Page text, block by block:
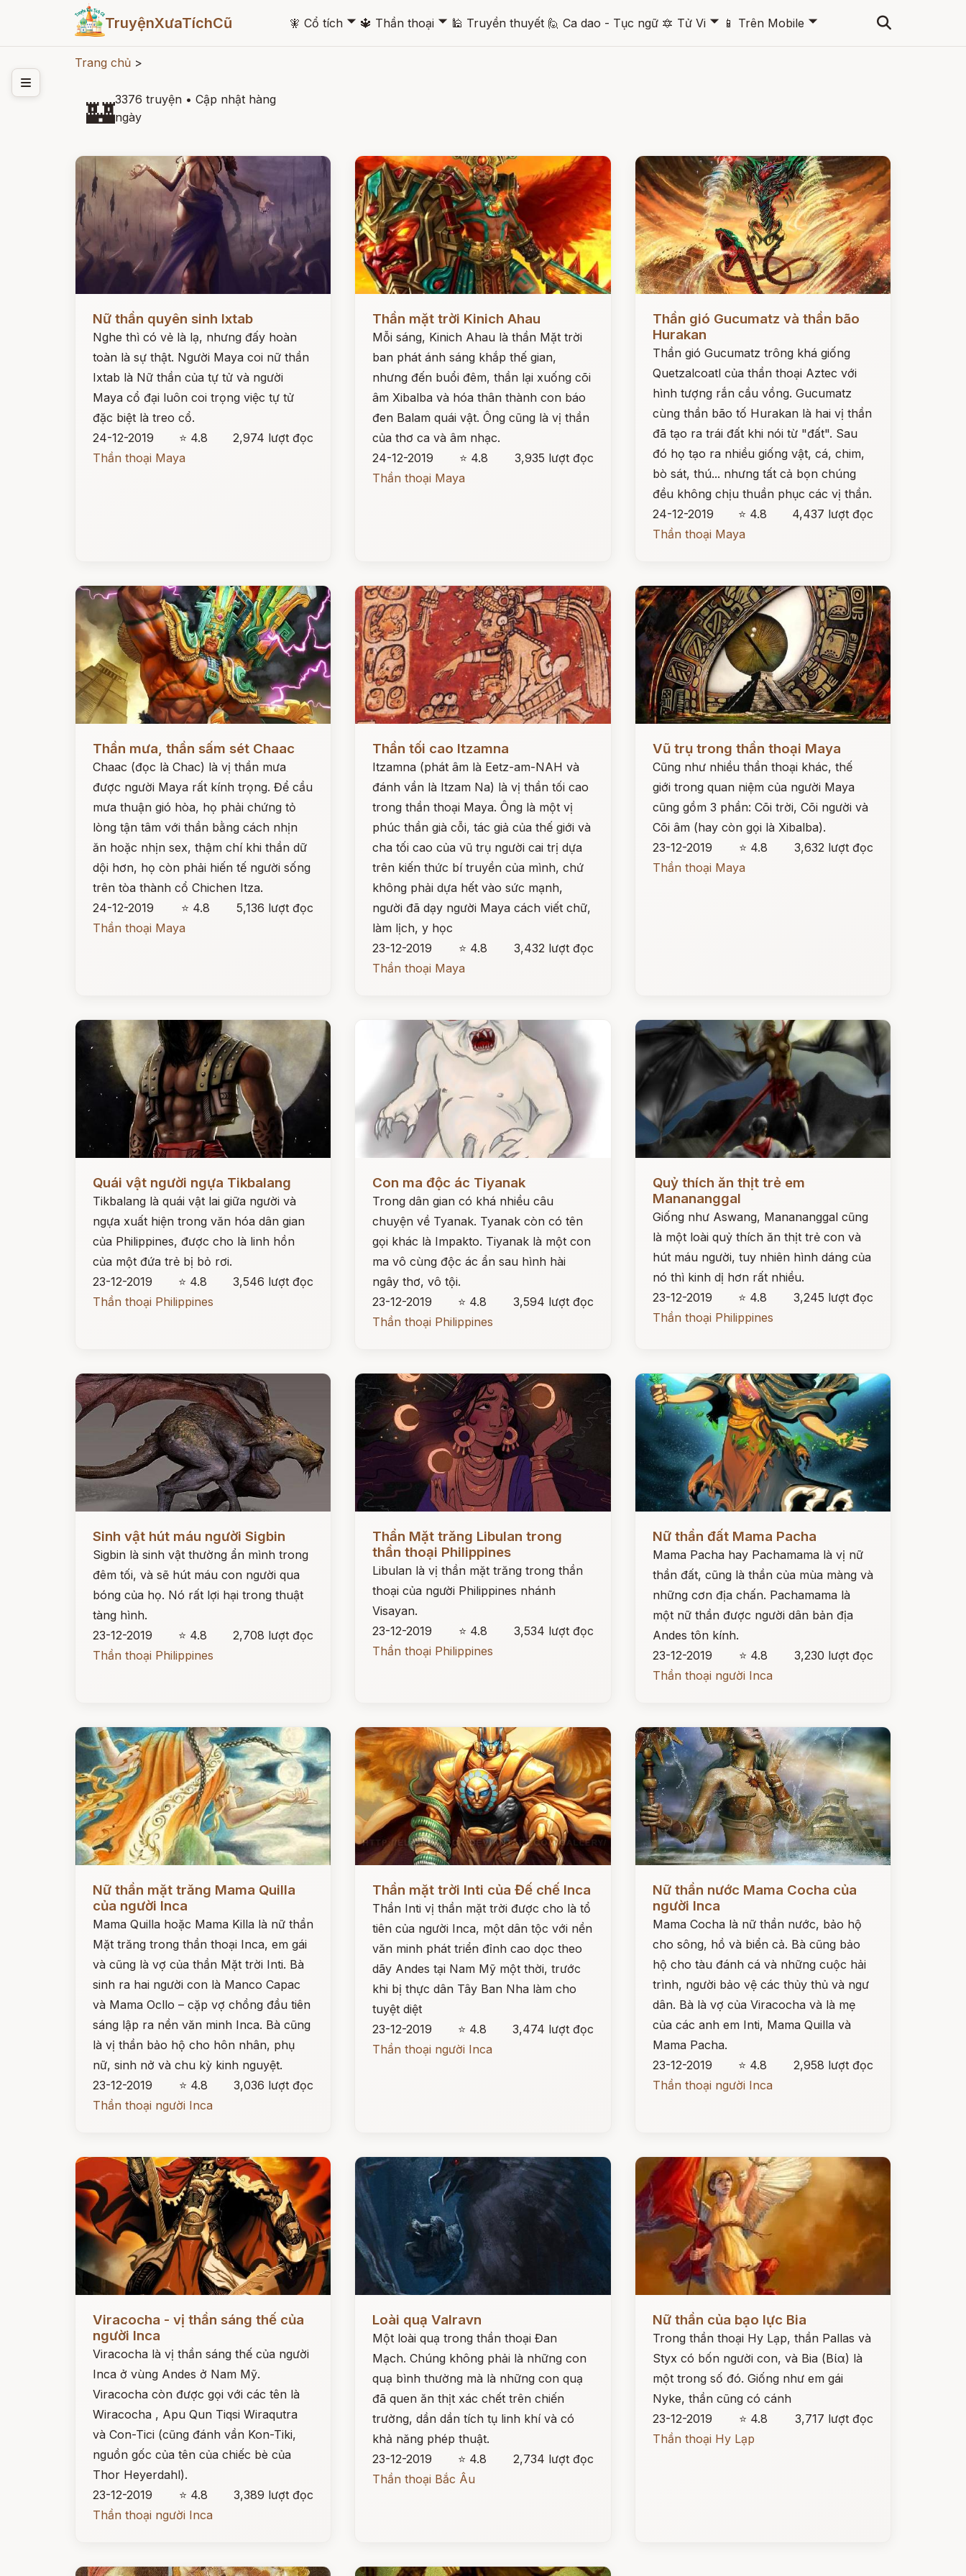
TruyệnXưaTíchCũ 🧚 Cổ tích 🞃 🔱 Thần thoại 🞃 🕌 Truyền thuyết 🙋 Ca dao - Tục ngữ 🔯 Tử Vi 🞃 📱 Trên Mobile 🞃
Trang chủ >
🏰3376 truyện • Cập nhật hàng
ngày
Nữ thần quyên sinh Ixtab
Nghe thì có vẻ là lạ, nhưng đấy hoàn
toàn là sự thật. Người Maya coi nữ thần
Ixtab là Nữ thần của tự tử và người
Maya cổ đại luôn coi trọng việc tự tử
đặc biệt là treo cổ.
24-12-2019
⭐ 4.8
2,974 lượt đọc
Thần thoại Maya
Đọc ngay
Thần mặt trời Kinich Ahau
Mỗi sáng, Kinich Ahau là thần Mặt trời
ban phát ánh sáng khắp thế gian,
nhưng đến buổi đêm, thần lại xuống cõi
âm Xibalba và hóa thân thành con báo
đen Balam quái vật. Ông cũng là vị thần
của thơ ca và âm nhạc.
24-12-2019
⭐ 4.8
3,935 lượt đọc
Thần thoại Maya
Đọc ngay
Thần gió Gucumatz và thần bão
Hurakan
Thần gió Gucumatz trông khá giống
Quetzalcoatl của thần thoại Aztec với
hình tượng rắn cầu vồng. Gucumatz
cùng thần bão tố Hurakan là hai vị thần
đã tạo ra trái đất khi nói từ "đất". Sau
đó họ tạo ra nhiều giống vật, cá, chim,
bò sát, thú... nhưng tất cả bọn chúng
đều không chịu thuần phục các vị thần.
24-12-2019
⭐ 4.8
4,437 lượt đọc
Thần thoại Maya
Đọc ngay
Thần mưa, thần sấm sét Chaac
Chaac (đọc là Chac) là vị thần mưa
được người Maya rất kính trọng. Để cầu
mưa thuận gió hòa, họ phải chứng tỏ
lòng tận tâm với thần bằng cách nhịn
ăn hoặc nhịn sex, thậm chí khi thần dữ
dội hơn, họ còn phải hiến tế người sống
trên tòa thành cổ Chichen Itza.
24-12-2019
⭐ 4.8
5,136 lượt đọc
Thần thoại Maya
Đọc ngay
Thần tối cao Itzamna
Itzamna (phát âm là Eetz-am-NAH và
đánh vần là Itzam Na) là vị thần tối cao
trong thần thoại Maya. Ông là một vị
phúc thần già cỗi, tác giả của thế giới và
cha tối cao của vũ trụ người cai trị dựa
trên kiến thức bí truyền của mình, chứ
không phải dựa hết vào sức mạnh,
người đã dạy người Maya cách viết chữ,
làm lịch, y học
23-12-2019
⭐ 4.8
3,432 lượt đọc
Thần thoại Maya
Vũ trụ trong thần thoại Maya
Cũng như nhiều thần thoại khác, thế
giới trong quan niệm của người Maya
cũng gồm 3 phần: Cõi trời, Cõi người và
Cõi âm (hay còn gọi là Xibalba).
23-12-2019
⭐ 4.8
3,632 lượt đọc
Thần thoại Maya
Quái vật người ngựa Tikbalang
Tikbalang là quái vật lai giữa người và
ngựa xuất hiện trong văn hóa dân gian
của Philippines, được cho là linh hồn
của một đứa trẻ bị bỏ rơi.
23-12-2019
⭐ 4.8
3,546 lượt đọc
Thần thoại Philippines
Con ma độc ác Tiyanak
Trong dân gian có khá nhiều câu
chuyện về Tyanak. Tyanak còn có tên
gọi khác là Impakto. Tiyanak là một con
ma vô cùng độc ác ẩn sau hình hài
ngây thơ, vô tội.
23-12-2019
⭐ 4.8
3,594 lượt đọc
Thần thoại Philippines
Quỷ thích ăn thịt trẻ em
Manananggal
Giống như Aswang, Manananggal cũng
là một loài quỷ thích ăn thịt trẻ con và
hút máu người, tuy nhiên hình dáng của
nó thì kinh dị hơn rất nhiều.
23-12-2019
⭐ 4.8
3,245 lượt đọc
Thần thoại Philippines
Sinh vật hút máu người Sigbin
Sigbin là sinh vật thường ẩn mình trong
đêm tối, và sẽ hút máu con người qua
bóng của họ. Nó rất lợi hại trong thuật
tàng hình.
23-12-2019
⭐ 4.8
2,708 lượt đọc
Thần thoại Philippines
Đọc ngay
Thần Mặt trăng Libulan trong
thần thoại Philippines
Libulan là vị thần mặt trăng trong thần
thoại của người Philippines nhánh
Visayan.
23-12-2019
⭐ 4.8
3,534 lượt đọc
Thần thoại Philippines
Nữ thần đất Mama Pacha
Mama Pacha hay Pachamama là vị nữ
thần đất, cũng là thần của mùa màng và
những cơn địa chấn. Pachamama là
một nữ thần được người dân bản địa
Andes tôn kính.
23-12-2019
⭐ 4.8
3,230 lượt đọc
Thần thoại người Inca
Nữ thần mặt trăng Mama Quilla
của người Inca
Mama Quilla hoặc Mama Killa là nữ thần
Mặt trăng trong thần thoại Inca, em gái
và cũng là vợ của thần Mặt trời Inti. Bà
sinh ra hai người con là Manco Capac
và Mama Ocllo – cặp vợ chồng đầu tiên
sáng lập ra nền văn minh Inca. Bà cũng
là vị thần bảo hộ cho hôn nhân, phụ
nữ, sinh nở và chu kỳ kinh nguyệt.
23-12-2019
⭐ 4.8
3,036 lượt đọc
Thần thoại người Inca
Đọc ngay
Thần mặt trời Inti của Đế chế Inca
Thần Inti vị thần mặt trời được cho là tổ
tiên của người Inca, một dân tộc với nền
văn minh phát triển đỉnh cao dọc theo
dãy Andes tại Nam Mỹ một thời, trước
khi bị thực dân Tây Ban Nha làm cho
tuyệt diệt
23-12-2019
⭐ 4.8
3,474 lượt đọc
Thần thoại người Inca
Nữ thần nước Mama Cocha của
người Inca
Mama Cocha là nữ thần nước, bảo hộ
cho sông, hồ và biển cả. Bà cũng bảo
hộ cho tàu đánh cá và những cuộc hải
trình, người bảo vệ các thủy thủ và ngư
dân. Bà là vợ của Viracocha và là mẹ
của các anh em Inti, Mama Quilla và
Mama Pacha.
23-12-2019
⭐ 4.8
2,958 lượt đọc
Thần thoại người Inca
Viracocha - vị thần sáng thế của
người Inca
Viracocha là vị thần sáng thế của người
Inca ở vùng Andes ở Nam Mỹ.
Viracocha còn được gọi với các tên là
Wiracocha , Apu Qun Tiqsi Wiraqutra
và Con-Tici (cũng đánh vần Kon-Tiki,
nguồn gốc của tên của chiếc bè của
Thor Heyerdahl).
23-12-2019
⭐ 4.8
3,389 lượt đọc
Thần thoại người Inca
Loài quạ Valravn
Một loài quạ trong thần thoại Đan
Mạch. Chúng không phải là những con
quạ bình thường mà là những con quạ
đã quen ăn thịt xác chết trên chiến
trường, dần dần tích tụ linh khí và có
khả năng phép thuật.
23-12-2019
⭐ 4.8
2,734 lượt đọc
Thần thoại Bắc Âu
Nữ thần của bạo lực Bia
Trong thần thoại Hy Lạp, thần Pallas và
Styx có bốn người con, và Bia (Βία) là
một trong số đó. Giống như em gái
Nyke, thần cũng có cánh
23-12-2019
⭐ 4.8
3,717 lượt đọc
Thần thoại Hy Lạp